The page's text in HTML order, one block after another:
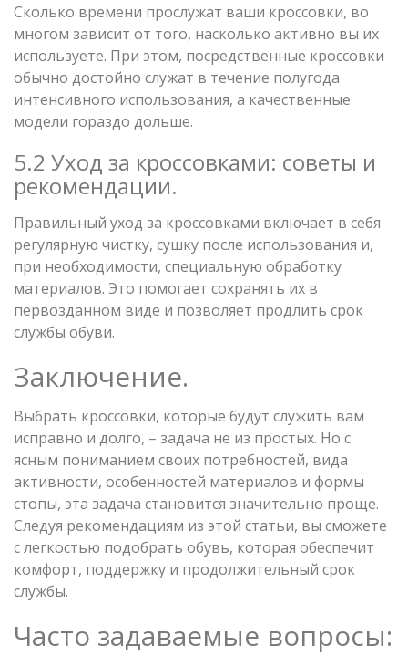
Сколько времени прослужат ваши кроссовки, во
многом зависит от того, насколько активно вы их
используете. При этом, посредственные кроссовки
обычно достойно служат в течение полугода
интенсивного использования, а качественные
модели гораздо дольше.
5.2 Уход за кроссовками: советы и
рекомендации.
Правильный уход за кроссовками включает в себя
регулярную чистку, сушку после использования и,
при необходимости, специальную обработку
материалов. Это помогает сохранять их в
первозданном виде и позволяет продлить срок
службы обуви.
Заключение.
Выбрать кроссовки, которые будут служить вам
исправно и долго, – задача не из простых. Но с
ясным пониманием своих потребностей, вида
активности, особенностей материалов и формы
стопы, эта задача становится значительно проще.
Следуя рекомендациям из этой статьи, вы сможете
с легкостью подобрать обувь, которая обеспечит
комфорт, поддержку и продолжительный срок
службы.
Часто задаваемые вопросы: